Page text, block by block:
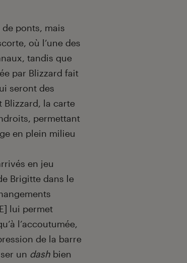
ponts, mais
où l’une des
tandis que
par Blizzard fait
seront des
Blizzard, la carte
permettant
en plein milieu
en jeu
Brigitte dans le
lui permet
l’accoutumée,
de la barre
un dash bien